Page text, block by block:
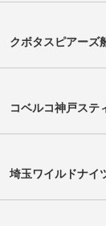
クボタスピアーズ
コベルコ神戸ステ
埼玉ワイルドナイ